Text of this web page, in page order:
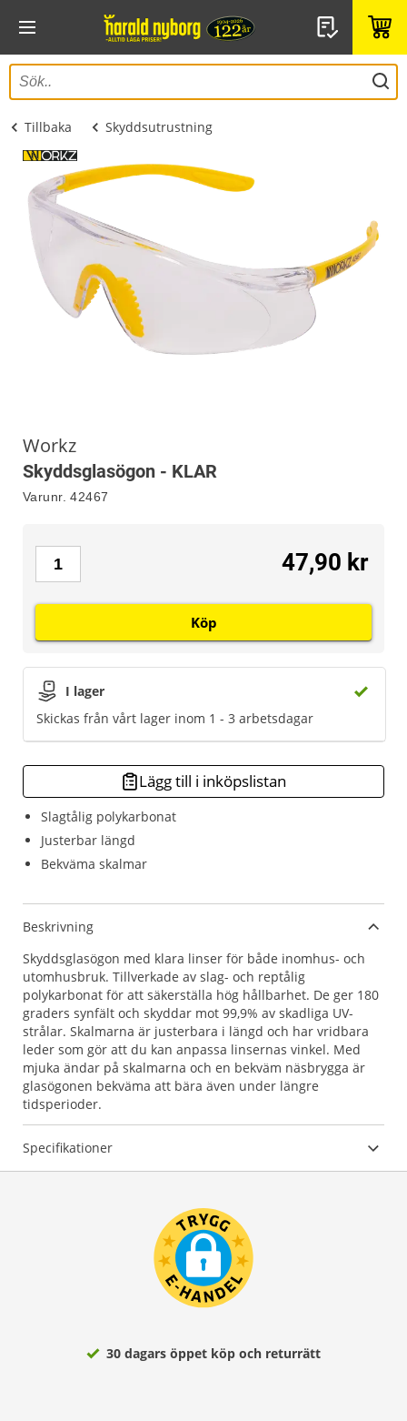
Tillbaka Skyddsutrustning
Workz
Skyddsglasögon - KLAR
Varunr. 42467
Slagtålig polykarbonat
Justerbar längd
Bekväma skalmar
I lager
Skickas från vårt lager inom 1 - 3 arbetsdagar
47,90 kr
Köp
Lägg till i inköpslistan
Beskrivning
Skyddsglasögon med klara linser för både inomhus- och
utomhusbruk. Tillverkade av slag- och reptålig
polykarbonat för att säkerställa hög hållbarhet. De ger 180
graders synfält och skyddar mot 99,9% av skadliga UV-
strålar. Skalmarna är justerbara i längd och har vridbara
leder som gör att du kan anpassa linsernas vinkel. Med
mjuka ändar på skalmarna och en bekväm näsbrygga är
glasögonen bekväma att bära även under längre
tidsperioder.
Specifikationer
30 dagars öppet köp och returrätt